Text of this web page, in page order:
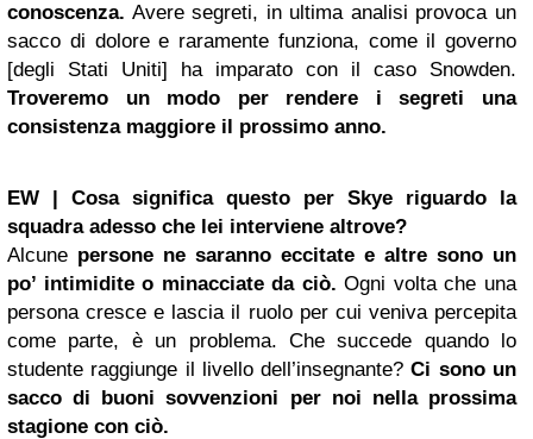
conoscenza. Avere segreti, in ultima analisi provoca un
sacco di dolore e raramente funziona, come il governo
[degli Stati Uniti] ha imparato con il caso Snowden.
Troveremo un modo per rendere i segreti una
consistenza maggiore il prossimo anno.
EW | Cosa significa questo per Skye riguardo la
squadra adesso che lei interviene altrove?
Alcune persone ne saranno eccitate e altre sono un
po’ intimidite o minacciate da ciò. Ogni volta che una
persona cresce e lascia il ruolo per cui veniva percepita
come parte, è un problema. Che succede quando lo
studente raggiunge il livello dell’insegnante?Ci sono un
sacco di buoni sovvenzioni per noi nella prossima
stagione con ciò.